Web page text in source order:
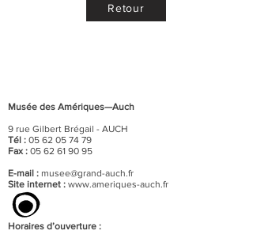
Retour
Musée des Amériques—Auch
9 rue Gilbert Brégail - AUCH
Tél : 05 62 05 74 79
Fax : 05 62 61 90 95
E-mail : musee@grand-auch.fr
Site internet : www.ameriques-auch.fr
Horaires d’ouverture :